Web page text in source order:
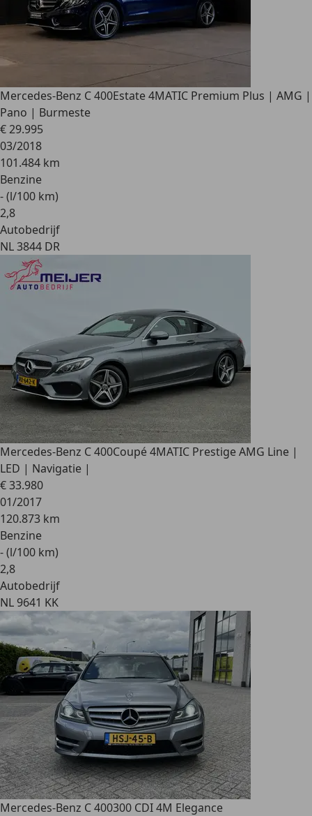
Mercedes-Benz C 400Estate 4MATIC Premium Plus | AMG |
Pano | Burmeste
€ 29.995
03/2018
101.484 km
Benzine
- (l/100 km)
2,8
Autobedrijf
NL 3844 DR
Mercedes-Benz C 400Coupé 4MATIC Prestige AMG Line |
LED | Navigatie |
€ 33.980
01/2017
120.873 km
Benzine
- (l/100 km)
2,8
Autobedrijf
NL 9641 KK
Mercedes-Benz C 400300 CDI 4M Elegance